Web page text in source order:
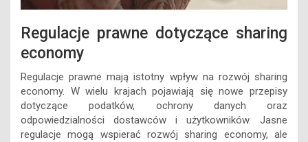
Regulacje prawne dotyczące sharing
economy
Regulacje prawne mają istotny wpływ na rozwój sharing
economy. W wielu krajach pojawiają się nowe przepisy
dotyczące podatków, ochrony danych oraz
odpowiedzialności dostawców i użytkowników. Jasne
regulacje mogą wspierać rozwój sharing economy, ale